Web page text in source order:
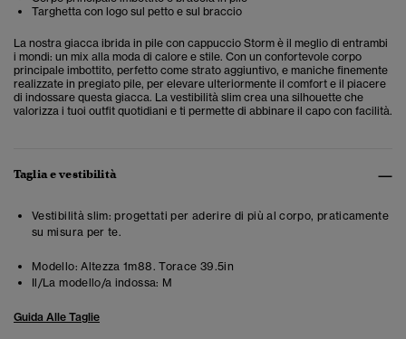
Targhetta con logo sul petto e sul braccio
La nostra giacca ibrida in pile con cappuccio Storm è il meglio di entrambi
i mondi: un mix alla moda di calore e stile. Con un confortevole corpo
principale imbottito, perfetto come strato aggiuntivo, e maniche finemente
realizzate in pregiato pile, per elevare ulteriormente il comfort e il piacere
di indossare questa giacca. La vestibilità slim crea una silhouette che
valorizza i tuoi outfit quotidiani e ti permette di abbinare il capo con facilità.
Taglia e vestibilità
Vestibilità slim: progettati per aderire di più al corpo, praticamente
su misura per te.
Modello: Altezza 1m88. Torace 39.5in
Il/La modello/a indossa: M
Guida Alle Taglie